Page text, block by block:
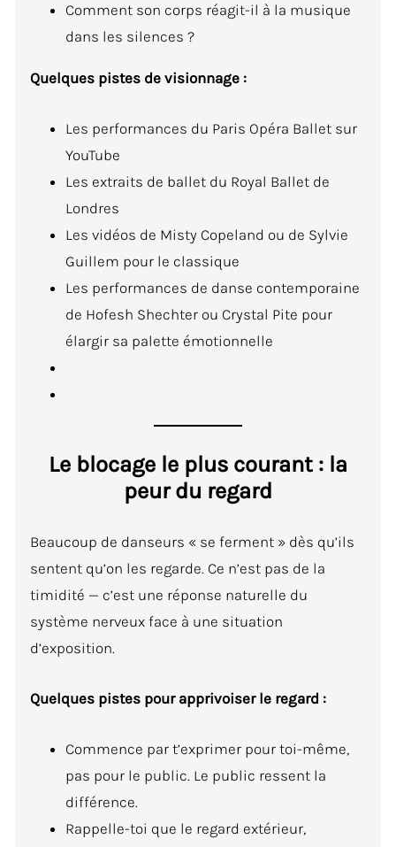
Comment son corps réagit-il à la musique
dans les silences ?
Quelques pistes de visionnage :
Les performances du Paris Opéra Ballet sur
YouTube
Les extraits de ballet du Royal Ballet de
Londres
Les vidéos de Misty Copeland ou de Sylvie
Guillem pour le classique
Les performances de danse contemporaine
de Hofesh Shechter ou Crystal Pite pour
élargir sa palette émotionnelle
Le blocage le plus courant : la
peur du regard
Beaucoup de danseurs « se ferment » dès qu’ils
sentent qu’on les regarde. Ce n’est pas de la
timidité — c’est une réponse naturelle du
système nerveux face à une situation
d’exposition.
Quelques pistes pour apprivoiser le regard :
Commence par t’exprimer pour toi-même,
pas pour le public. Le public ressent la
différence.
Rappelle-toi que le regard extérieur,